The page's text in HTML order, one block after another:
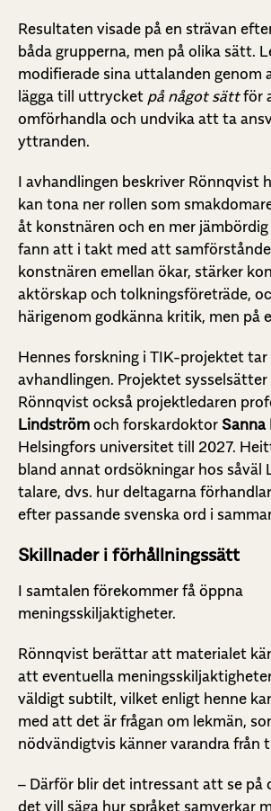
Resultaten visade på en strävan
båda grupperna, men på olika sätt.
modifierade sina uttalanden genom
lägga till uttrycket på något sättför
omförhandla och undvika att ta
yttranden.
I avhandlingen beskriver Rönnqvist
kan tona ner rollen som
åt konstnären och en mer
fann att i takt med att
konstnären emellan ökar, stärker
aktörskap och tolkningsföreträde,
härigenom godkänna kritik, men på
Hennes forskning i TIK-projektet tar
avhandlingen. Projektet
Rönnqvist också projektledaren
Lindström och forskardoktor
Helsingfors universitet till 2027.
bland annat ordsökningar hos såväl
talare, dvs. hur deltagarna
efter passande svenska ord i
Skillnader i förhållningssätt
I samtalen förekommer få öppna
meningsskiljaktigheter.
Rönnqvist berättar att materialet
att eventuella
väldigt subtilt, vilket enligt henne
med att det är frågan om lekmän,
nödvändigtvis känner varandra från
– Därför blir det intressant att se på
det vill säga hur språket samverkar